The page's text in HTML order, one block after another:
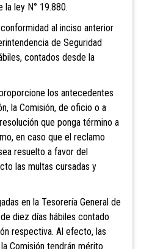
la ley N° 19.880.
al inciso anterior
de Seguridad
contados desde la
los antecedentes
la Comisión, de oficio o a
que ponga término a
en caso que el reclamo
resuelto a favor del
las multas cursadas y
en la Tesorería General de
diez días hábiles contado
respectiva. Al efecto, las
Comisión tendrán mérito